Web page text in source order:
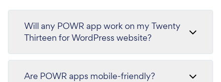
Will any POWR app work on my Twenty
Thirteen for WordPress website?
Are POWR apps mobile-friendly?